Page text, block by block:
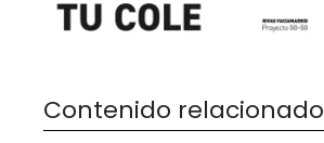
Contenido relacionado